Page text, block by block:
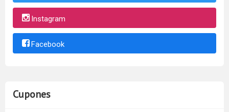
Instagram
Facebook
Cupones